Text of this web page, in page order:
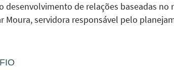
desenvolvimento de relações baseadas
Moura, servidora responsável pelo